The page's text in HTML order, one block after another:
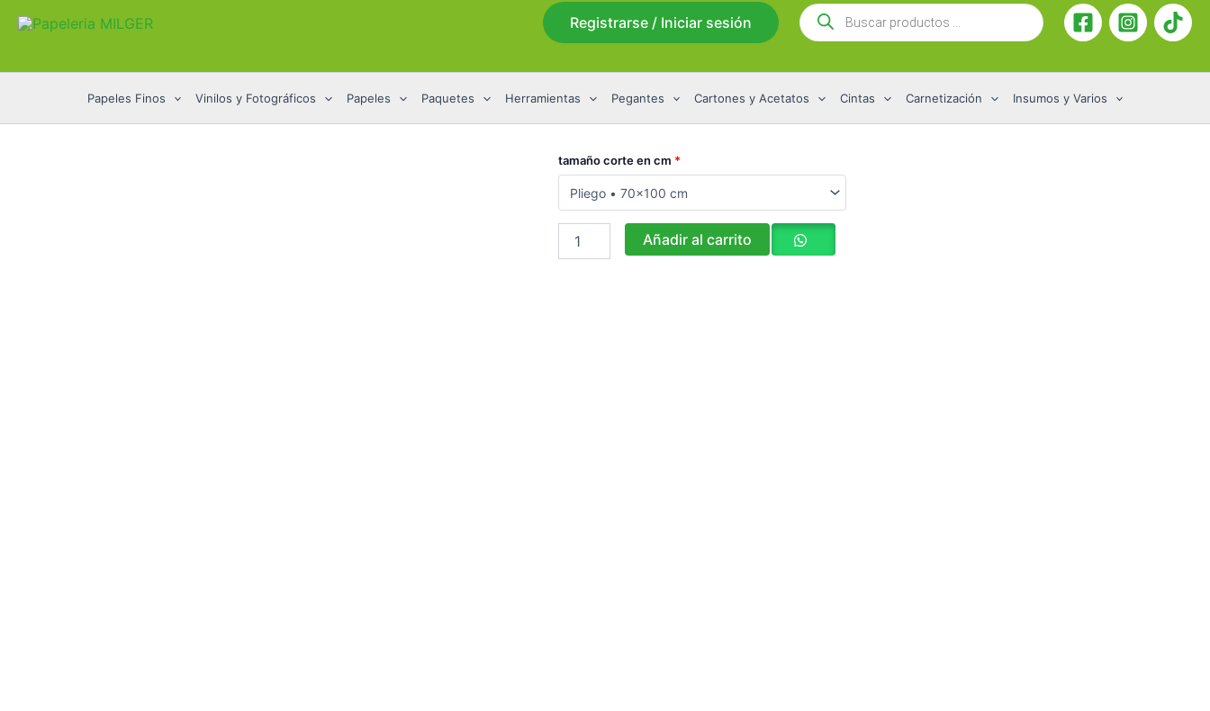
Registrarse / Iniciar sesión
Búsqueda
de
productos
Papeles Finos Vinilos y Fotográficos Papeles Paquetes Herramientas Pegantes Cartones y Acetatos Cintas Carnetización Insumos y Varios
tamaño corte en cm *
Cartulina
Nacarada
Hilo
220
pliego
Añadir al carrito